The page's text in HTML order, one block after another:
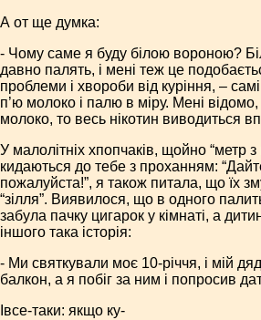
А от ще думка:
- Чому саме я буду білою вороною?
давно палять, і мені теж це
проблеми і хвороби від куріння, –
п’ю молоко і палю в міру. Мені
молоко, то весь нікотин виводиться
У малолітніх хпопчаків, щойно “метр з
кидаються до тебе з проханням:
пожалуйста!”, я також питала, що їх
“зілля”. Виявилося, що в одного
забула пачку цигарок у кімнаті, а
іншого така історія:
- Ми святкували моє 10-річчя, і мій
балкон, а я побіг за ним і попросив
Івсе-таки: якщо ку-